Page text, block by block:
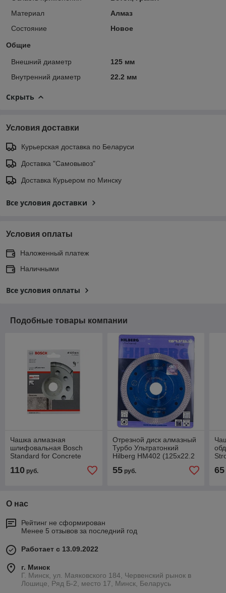
Материал
Алмаз
Состояние
Новое
Общие
Внешний диаметр
125 мм
Внутренний диаметр
22.2 мм
Скрыть
Условия доставки
Курьерская доставка по Беларуси
Доставка "Самовывоз"
Доставка Курьером по Минску
Все условия доставки
Условия оплаты
Наложенный платеж
Наличными
Все условия оплаты
Подобные товары компании
Чашка алмазная
шлифовальная Bosch
Standard for Concrete
125х22,2 мм однорядная
(2608601573)
110 руб.
Отрезной диск алмазный
Турбо Ультратонкий
Hilberg HM402 (125x22.2
55руб. 65
О нас
Рейтинг не сформирован
Менее 5 отзывов за последний год
Работает с 13.09.2022
г. Минск
Г. Минск, ул. Маяковского 184, Червенский рынок в
Лошице, Ряд Б-2, место 17, Минск, Беларусь